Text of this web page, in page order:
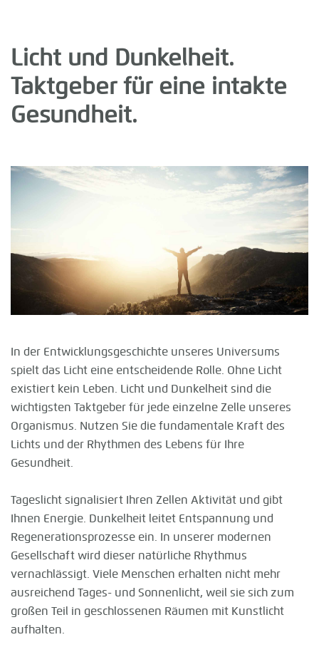
Licht und Dunkelheit.
Taktgeber für eine intakte
Gesundheit.
In der Entwicklungsgeschichte unseres Universums
spielt das Licht eine entscheidende Rolle. Ohne Licht
existiert kein Leben. Licht und Dunkelheit sind die
wichtigsten Taktgeber für jede einzelne Zelle unseres
Organismus. Nutzen Sie die fundamentale Kraft des
Lichts und der Rhythmen des Lebens für Ihre
Gesundheit.
Tageslicht signalisiert Ihren Zellen Aktivität und gibt
Ihnen Energie. Dunkelheit leitet Entspannung und
Regenerationsprozesse ein. In unserer modernen
Gesellschaft wird dieser natürliche Rhythmus
vernachlässigt. Viele Menschen erhalten nicht mehr
ausreichend Tages- und Sonnenlicht, weil sie sich zum
großen Teil in geschlossenen Räumen mit Kunstlicht
aufhalten.